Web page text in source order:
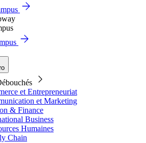
et Entrepreneuriat
et Marketing
& Finance
Business
Humaines
Chain